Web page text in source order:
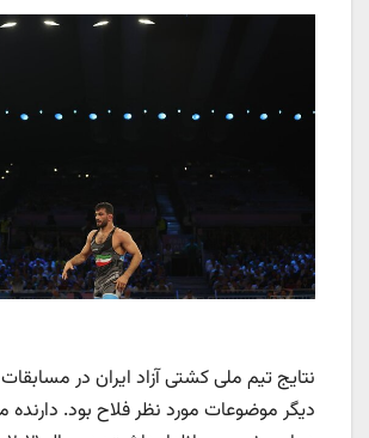
نتایج تیم ملی کشتی آزاد ایران در مسابقات
دیگر موضوعات مورد نظر فلاح بود. دارنده